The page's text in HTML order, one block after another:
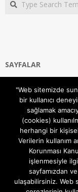
SAYFALAR
Gizlilik ve Çerezler
Hakkımızda
İletişim Kanalları
MODEM KURULUM
TEKNİK DESTEK
TELEVİZYON
"Web sitemizde
bir kullanıcı
sağlamak
(cookies)
herhangi bir
Verilerin kullanım
Korunması
işlenmesiyle
sayfamızdan
ulaşabilirsiniz. Web